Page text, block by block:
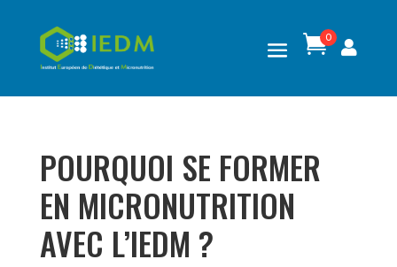
0

POURQUOI SE FORMER
EN MICRONUTRITION
AVEC L’IEDM ?